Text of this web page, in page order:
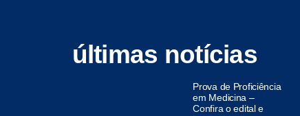
últimas notícias
Prova de Proficiência
em Medicina –
Confira o edital e